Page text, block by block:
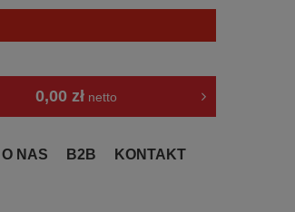
0,00 zł netto
O NAS B2B KONTAKT